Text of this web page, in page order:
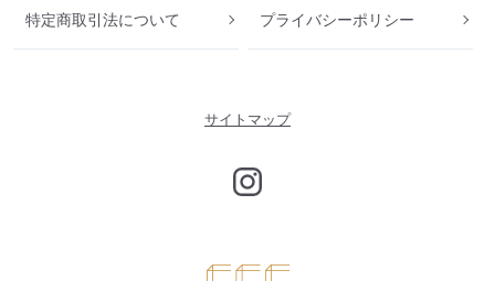
特定商取引法について プライバシーポリシー
サイトマップ